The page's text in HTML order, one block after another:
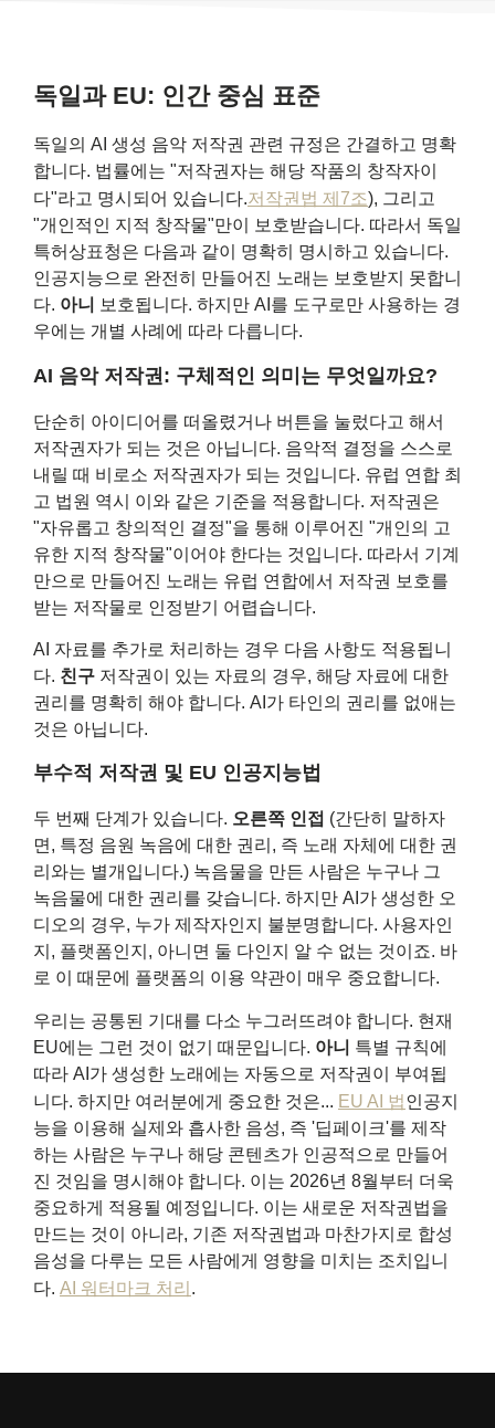
독일과 EU: 인간 중심 표준
독일의 AI 생성 음악 저작권 관련 규정은 간결하고 명확
합니다. 법률에는 "저작권자는 해당 작품의 창작자이
다"라고 명시되어 있습니다.저작권법 제7조), 그리고
"개인적인 지적 창작물"만이 보호받습니다. 따라서 독일
특허상표청은 다음과 같이 명확히 명시하고 있습니다.
인공지능으로 완전히 만들어진 노래는 보호받지 못합니
다. 아니
보호됩니다. 하지만 AI를 도구로만 사용하는 경
우에는 개별 사례에 따라 다릅니다.
AI 음악 저작권: 구체적인 의미는 무엇일까요?
단순히 아이디어를 떠올렸거나 버튼을 눌렀다고 해서
저작권자가 되는 것은 아닙니다. 음악적 결정을 스스로
내릴 때 비로소 저작권자가 되는 것입니다. 유럽 연합 최
고 법원 역시 이와 같은 기준을 적용합니다. 저작권은
"자유롭고 창의적인 결정"을 통해 이루어진 "개인의 고
유한 지적 창작물"이어야 한다는 것입니다. 따라서 기계
만으로 만들어진 노래는 유럽 연합에서 저작권 보호를
받는 저작물로 인정받기 어렵습니다.
AI 자료를 추가로 처리하는 경우 다음 사항도 적용됩니
다. 친구 저작권이 있는 자료의 경우, 해당 자료에 대한
권리를 명확히 해야 합니다. AI가 타인의 권리를 없애는
것은 아닙니다.
부수적 저작권 및 EU 인공지능법
두 번째 단계가 있습니다. 오른쪽 인접 (간단히 말하자
면, 특정 음원 녹음에 대한 권리, 즉 노래 자체에 대한 권
리와는 별개입니다.) 녹음물을 만든 사람은 누구나 그
녹음물에 대한 권리를 갖습니다. 하지만 AI가 생성한 오
디오의 경우, 누가 제작자인지 불분명합니다. 사용자인
지, 플랫폼인지, 아니면 둘 다인지 알 수 없는 것이죠. 바
로 이 때문에 플랫폼의 이용 약관이 매우 중요합니다.
우리는 공통된 기대를 다소 누그러뜨려야 합니다. 현재
EU에는 그런 것이 없기 때문입니다. 아니 특별 규칙에
따라 AI가 생성한 노래에는 자동으로 저작권이 부여됩
니다. 하지만 여러분에게 중요한 것은... EU AI 법인공지
능을 이용해 실제와 흡사한 음성, 즉 '딥페이크'를 제작
하는 사람은 누구나 해당 콘텐츠가 인공적으로 만들어
진 것임을 명시해야 합니다. 이는 2026년 8월부터 더욱
중요하게 적용될 예정입니다. 이는 새로운 저작권법을
만드는 것이 아니라, 기존 저작권법과 마찬가지로 합성
음성을 다루는 모든 사람에게 영향을 미치는 조치입니
다. AI 워터마크 처리 .